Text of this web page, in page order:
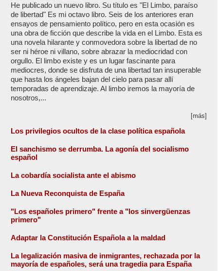
He publicado un nuevo libro. Su título es "El Limbo, paraíso
de libertad" Es mi octavo libro. Seis de los anteriores eran
ensayos de pensamiento político, pero en esta ocasión es
una obra de ficción que describe la vida en el Limbo. Esta es
una novela hilarante y conmovedora sobre la libertad de no
ser ni héroe ni villano, sobre abrazar la mediocridad con
orgullo. El limbo existe y es un lugar fascinante para
mediocres, donde se disfruta de una libertad tan insuperable
que hasta los ángeles bajan del cielo para pasar allí
temporadas de aprendizaje. Al limbo iremos la mayoría de
nosotros,...
[más]
Los privilegios ocultos de la clase política española
El sanchismo se derrumba. La agonía del socialismo
español
La cobardía socialista ante el abismo
La Nueva Reconquista de España
"Los españoles primero" frente a "los sinvergüenzas
primero"
Adaptar la Constitución Española a la maldad
La legalización masiva de inmigrantes, rechazada por la
mayoría de españoles, será una tragedia para España